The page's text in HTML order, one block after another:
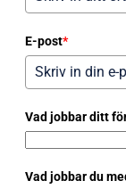
E-post*
Vad jobbar ditt
Vad jobbar du